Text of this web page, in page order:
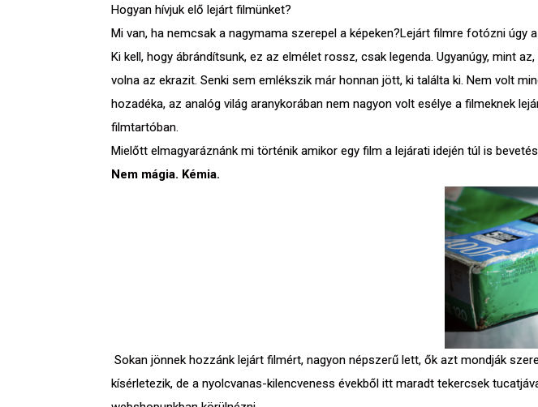
Hogyan hívjuk elő lejárt filmünket?
Mi van, ha nemcsak a nagymama szerepel a képeken?Lejárt filmre fotózni
Ki kell, hogy ábrándítsunk, ez az elmélet rossz, csak legenda. Ugyanúgy, mint
volna az ekrazit. Senki sem emlékszik már honnan jött, ki találta ki. Nem volt
hozadéka, az analóg világ aranykorában nem nagyon volt esélye a filmeknek
filmtartóban.
Mielőtt elmagyaráznánk mi történik amikor egy film a lejárati idején túl is
Nem mágia. Kémia.
Sokan jönnek hozzánk lejárt filmért, nagyon népszerű lett, ők azt mondják
kísérletezik, de a nyolcvanas-kilencveness évekből itt maradt tekercsek